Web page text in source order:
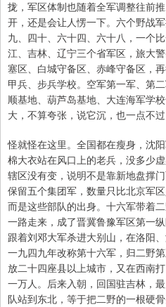
拢，军区体制也随着全军调整往前
开，还是会让人愣一下。六个野战
九、四十、六十四、六十八，一个
江、吉林、辽宁三个省军区，旅大
塞区、白城守备区、赤峰守备区，
甲兵、步兵学校。空军第一军、第
顺基地、葫芦岛基地、大连海军学
大，不算夸张，说它沉，也一点不过
怪就怪在这里。全国都在瘦身，沈
棉大衣站在风口上的老兵，没多少
辖区没有变，说明不是靠新地盘撑
保留五个集团军，数量只比北京军
而是这些部队的出身。十六军带着
一路走来，成了晋冀鲁豫军区第一
跟着刘邓大军杀进大别山，在洛阳
一九四九年改称第十六军，归二野
放二十四座县以上城市，又在西南
一万人。后来入朝，回国驻吉林，
队站到东北，等于把二野的一根硬骨